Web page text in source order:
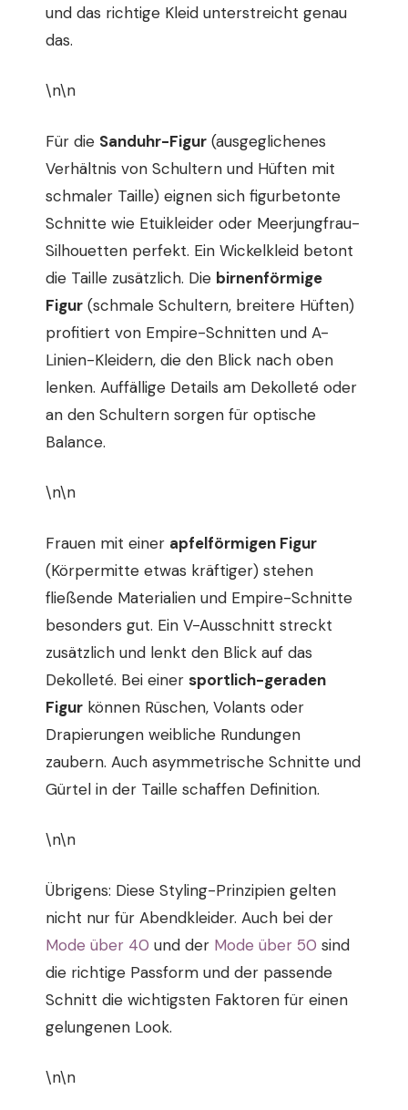
und das richtige Kleid unterstreicht genau
das.
\n\n
Für die Sanduhr-Figur (ausgeglichenes
Verhältnis von Schultern und Hüften mit
schmaler Taille) eignen sich figurbetonte
Schnitte wie Etuikleider oder Meerjungfrau-
Silhouetten perfekt. Ein Wickelkleid betont
die Taille zusätzlich. Die birnenförmige
Figur (schmale Schultern, breitere Hüften)
profitiert von Empire-Schnitten und A-
Linien-Kleidern, die den Blick nach oben
lenken. Auffällige Details am Dekolleté oder
an den Schultern sorgen für optische
Balance.
\n\n
Frauen mit einer apfelförmigen Figur
(Körpermitte etwas kräftiger) stehen
fließende Materialien und Empire-Schnitte
besonders gut. Ein V-Ausschnitt streckt
zusätzlich und lenkt den Blick auf das
Dekolleté. Bei einer sportlich-geraden
Figur können Rüschen, Volants oder
Drapierungen weibliche Rundungen
zaubern. Auch asymmetrische Schnitte und
Gürtel in der Taille schaffen Definition.
\n\n
Übrigens: Diese Styling-Prinzipien gelten
nicht nur für Abendkleider. Auch bei der
Mode über 40 und der Mode über 50 sind
die richtige Passform und der passende
Schnitt die wichtigsten Faktoren für einen
gelungenen Look.
\n\n